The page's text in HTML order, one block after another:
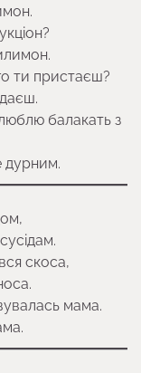
ти пристаєш?
балакать з
дурним.
скоса,
мама.